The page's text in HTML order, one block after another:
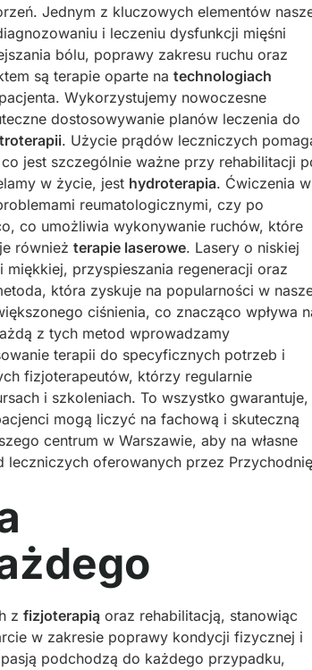
Jednym z kluczowych elementów
i leczeniu dysfunkcji mięśni
bólu, poprawy zakresu ruchu oraz
są terapie oparte na technologiach
Wykorzystujemy nowoczesne
dostosowywanie planów leczenia do
. Użycie prądów leczniczych
jest szczególnie ważne przy rehabilitacji
w życie, jest hydroterapia. Ćwiczenia w
reumatologicznymi, czy po
co umożliwia wykonywanie ruchów, które
również terapie laserowe. Lasery o niskiej
przyspieszania regeneracji oraz
która zyskuje na popularności w
ciśnienia, co znacząco wpływa
z tych metod wprowadzamy
terapii do specyficznych potrzeb i
fizjoterapeutów, którzy regularnie
i szkoleniach. To wszystko gwarantuje,
mogą liczyć na fachową i skuteczną
centrum w Warszawie, aby na własne
oferowanych przez Przychodnię
z fizjoterapią oraz rehabilitacją, stanowiąc
w zakresie poprawy kondycji fizycznej i
podchodzą do każdego przypadku,